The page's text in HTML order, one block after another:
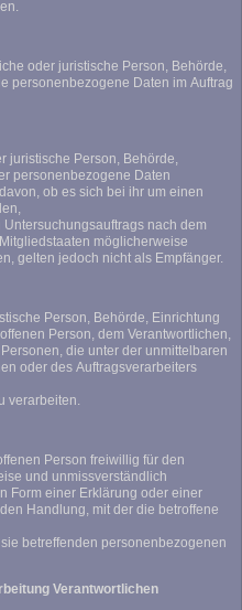
oder juristische Person, Behörde,
personenbezogene Daten im Auftrag
juristische Person, Behörde,
personenbezogene Daten
ob es sich bei ihr um einen
nach dem
möglicherweise
gelten jedoch nicht als Empfänger.
Person, Behörde, Einrichtung
Person, dem Verantwortlichen,
die unter der unmittelbaren
oder des Auftragsverarbeiters
verarbeiten.
Person freiwillig für den
und unmissverständlich
Form einer Erklärung oder einer
Handlung, mit der die betroffene
betreffenden personenbezogenen
Verantwortlichen